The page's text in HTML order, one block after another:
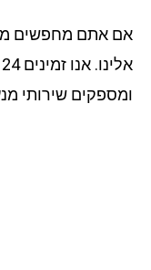
אתם מחפשים
שירותי